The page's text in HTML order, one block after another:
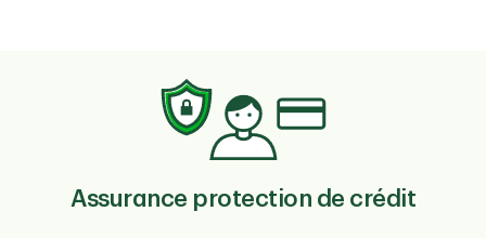
Assurance protection de crédit